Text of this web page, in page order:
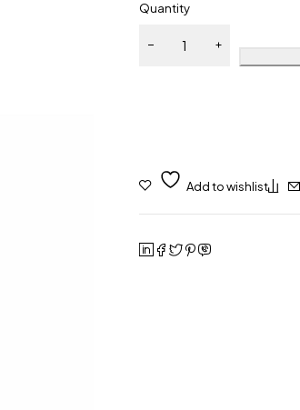
Quantity